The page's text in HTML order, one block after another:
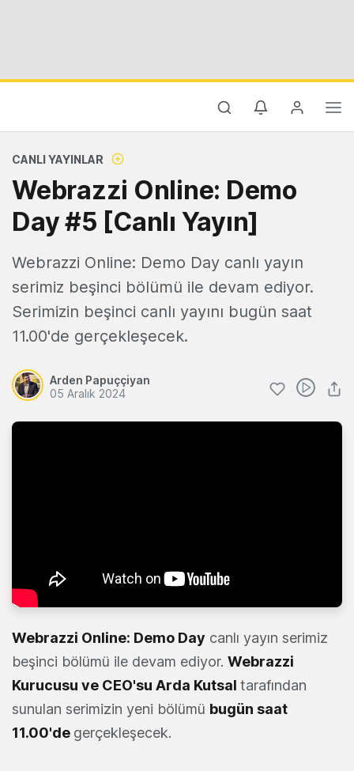
CANLI YAYINLAR
Webrazzi Online: Demo
Day #5 [Canlı Yayın]
Webrazzi Online: Demo Day canlı yayın
serimiz beşinci bölümü ile devam ediyor.
Serimizin beşinci canlı yayını bugün saat
11.00'de gerçekleşecek.
Arden Papuççiyan
05 Aralık 2024
Webrazzi Online: Demo Day canlı yayın serimiz
beşinci bölümü ile devam ediyor. Webrazzi
Kurucusu ve CEO'su Arda Kutsal tarafından
sunulan serimizin yeni bölümü bugün saat
11.00'de gerçekleşecek.